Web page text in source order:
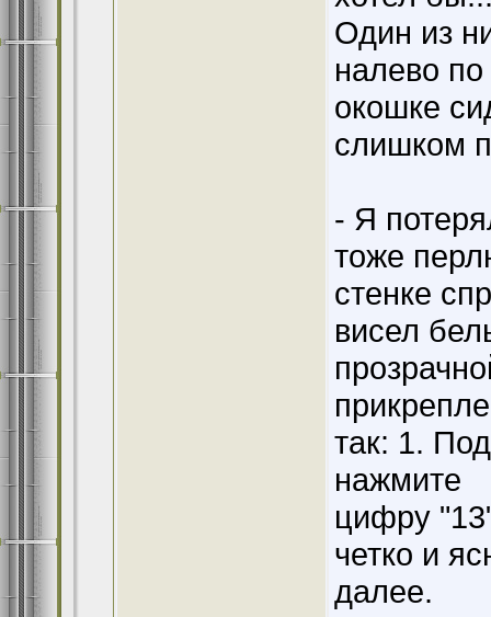
Один из
налево
окошке
слишком
- Я
тоже
стенке
висел
так: 1.
нажмите
цифру
четко и
далее.